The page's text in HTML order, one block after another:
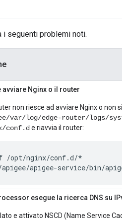
i seguenti problemi noti.
avviare Nginx o il router
non riesce ad avviare Nginx o non
var/log/edge-router/logs/
conf.d e riavvia il router:
/opt/nginx/conf.d/*
apigee-service/bin/
esegue la ricerca DNS su IPv4
e attivato NSCD (Name Service